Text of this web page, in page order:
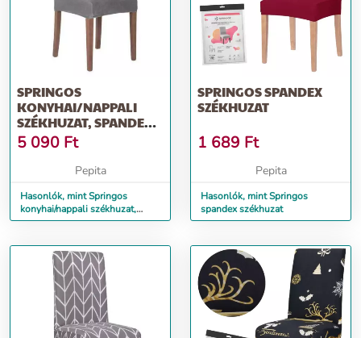
SPRINGOS
KONYHAI/NAPPALI
SZÉKHUZAT, SPANDEX
ANYAG, SÖTÉTSZÜRKE
5 090 Ft
Pepita
Hasonlók, mint Springos
konyhai/nappali székhuzat,
spandex anyag, sötétszürke
SPRINGOS SPANDEX
SZÉKHUZAT
1 689 Ft
Pepita
Hasonlók, mint Springos
spandex székhuzat